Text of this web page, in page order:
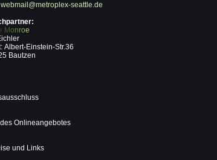
webmail@metroplex-seattle.de
Monroe
Albert-Einstein-Str.36
Bautzen
Onlineangebotes
und Links